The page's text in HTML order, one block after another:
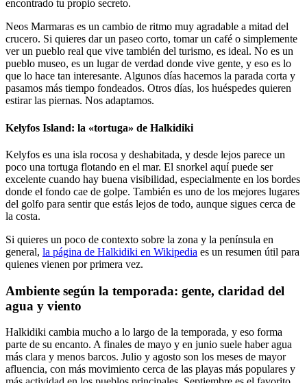
encontrado tu propio secreto.
Neos Marmaras es un cambio de ritmo muy agradable a mitad del
crucero. Si quieres dar un paseo corto, tomar un café o simplemente
ver un pueblo real que vive también del turismo, es ideal. No es un
pueblo museo, es un lugar de verdad donde vive gente, y eso es lo
que lo hace tan interesante. Algunos días hacemos la parada corta y
pasamos más tiempo fondeados. Otros días, los huéspedes quieren
estirar las piernas. Nos adaptamos.
Kelyfos Island: la «tortuga» de Halkidiki
Kelyfos es una isla rocosa y deshabitada, y desde lejos parece un
poco una tortuga flotando en el mar. El snorkel aquí puede ser
excelente cuando hay buena visibilidad, especialmente en los bordes
donde el fondo cae de golpe. También es uno de los mejores lugares
del golfo para sentir que estás lejos de todo, aunque sigues cerca de
la costa.
Si quieres un poco de contexto sobre la zona y la península en
general, la página de Halkidiki en Wikipedia es un resumen útil para
quienes vienen por primera vez.
Ambiente según la temporada: gente, claridad del
agua y viento
Halkidiki cambia mucho a lo largo de la temporada, y eso forma
parte de su encanto. A finales de mayo y en junio suele haber agua
más clara y menos barcos. Julio y agosto son los meses de mayor
afluencia, con más movimiento cerca de las playas más populares y